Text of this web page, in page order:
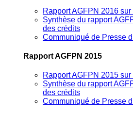
Rapport AGFPN 2016
Synthèse du rapport
des crédits
Communiqué de Presse
Rapport AGFPN 2015
Rapport AGFPN 2015
Synthèse du rapport
des crédits
Communiqué de Presse